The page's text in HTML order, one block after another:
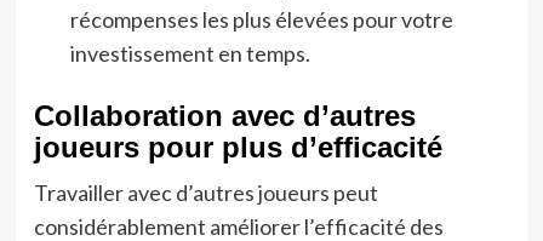
récompenses les plus élevées pour votre
investissement en temps.
Collaboration avec d’autres
joueurs pour plus d’efficacité
Travailler avec d’autres joueurs peut
considérablement améliorer l’efficacité des